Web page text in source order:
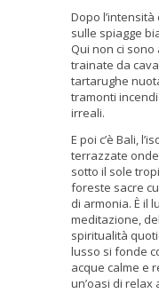
Dopo
sulle spiagge
Qui non ci
trainate da
tartarughe
tramonti
irreali.
E poi c’è Bali,
terrazzate
sotto il sole
foreste sacre
di armonia. È il
meditazione,
spiritualità
lusso si fonde
acque calme e
un’oasi di relax